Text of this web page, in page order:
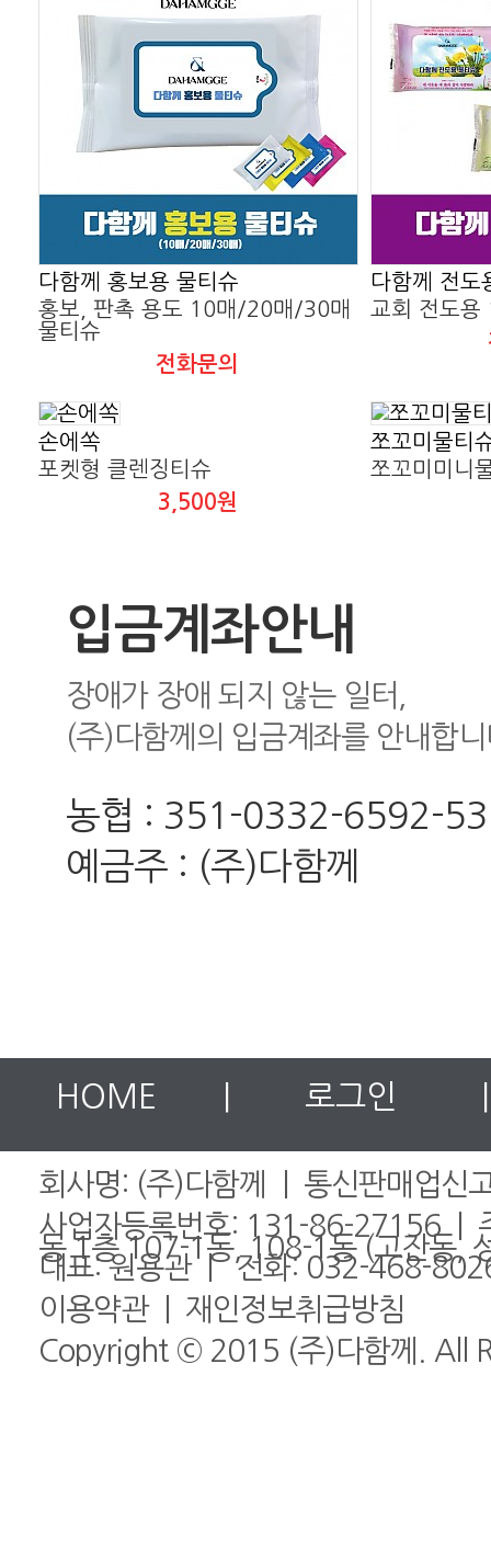
다함께 홍보용 물티슈
홍보, 판촉 용도 10매/20매/30매
물티슈
전화문의
다함께 전도
교회 전도용
손에쏙
포켓형 클렌징티슈
3,500원
쪼꼬미물티
쪼꼬미미니
입금계좌안내
장애가 장애 되지 않는 일터,
(주)다함께의 입금계좌를 안내합
농협 : 351-0332-6592-53
예금주 : (주)다함께
HOME 로그인
회사명: (주)다함께 | 통신판매업신
사업자등록번호: 131-86-27156 |
동 1층 107-1동, 108-1동 (고잔동,
대표: 원용관 | 전화: 032-468-
이용약관| 재인정보취급방침
Copyright © 2015 (주)다함께. All